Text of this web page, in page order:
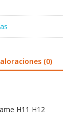
(0)
H11 H12